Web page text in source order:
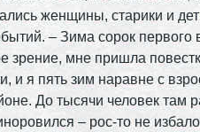
женщины, старики и
– Зима сорок первого
зрение, мне пришла
и я пять зим наравне с
До тысячи человек там
– рос-то не